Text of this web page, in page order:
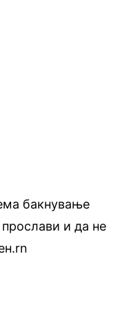
бакнување
и да не